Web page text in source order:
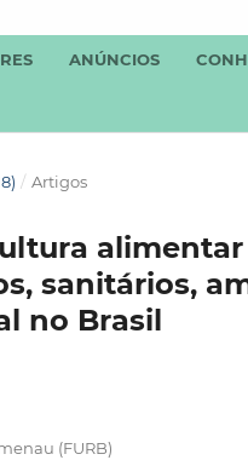
ANÚNCIOS
/ Artigos
sanitários,
no Brasil
(FURB)